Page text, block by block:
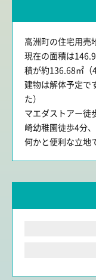
高洲町の住宅用売
現在の面積は
積が約136.68㎡（
建物は解体予定で
た）
マエダストアー徒
崎幼稚園徒歩4分
何かと便利な立地